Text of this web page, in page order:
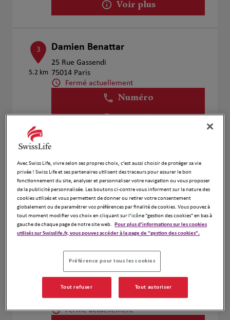
Voir plus
3
5.2 km
Damien Benattar
25 Rue Gassendi
75014 Paris
Fermé actuellement
Numéro
Voir plus
4
5.53 km
Nicolas Ciornei
67 avenue Aristide Briand
92160 Antony
Fermé actuellement
Numéro
Voir plus
5.85 km
Jean Baptiste Chilly
4 Cite Moynet
75012 Paris
Fermé actuellement
Avec Swiss Life, vivre selon ses propres choix, c’est aussi choisir de protéger sa vie
privée ! Swiss Life et ses partenaires utilisent des traceurs pour assurer le bon
fonctionnement du site, analyser et personnaliser votre navigation ou vous proposer
de la publicité personnalisée. Les boutons ci-contre vous informent sur la nature des
cookies utilisés et vous permettent de donner ou retirer votre consentement
globalement ou de paramétrer vos préférences par finalité de cookies. Vous pouvez à
tout moment modifier vos choix en cliquant sur l’icône "gestion des cookies" en bas à
gauche de chaque page de notre site web. Pour plus d'informations sur les cookies
utilisés sur Swisslife.fr, vous pouvez accéder à la page de "gestion des cookies".
Préférence pour tous les cookies
Tout refuser Tout autoriser